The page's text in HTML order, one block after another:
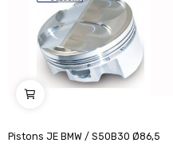
Pistons JE BMW / S50B30 Ø86,5